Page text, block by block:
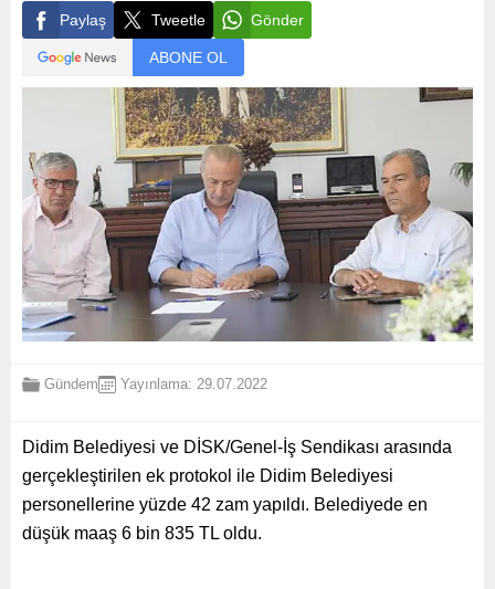
Paylaş Tweetle Gönder
ABONE OL
Gündem Yayınlama: 29.07.2022
Didim Belediyesi ve DİSK/Genel-İş Sendikası arasında
gerçekleştirilen ek protokol ile Didim Belediyesi
personellerine yüzde 42 zam yapıldı. Belediyede en
düşük maaş 6 bin 835 TL oldu.